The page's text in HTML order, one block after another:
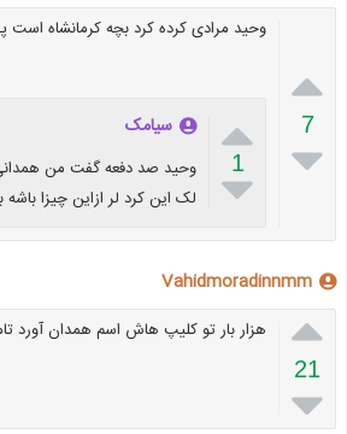

7

وحید مرادی کرده کرد بچه کرمانشاه است

1

سیامک
وحید صد دفعه گفت من
لک این کرد لر ازاین چیزا
Vahidmoradinnmm

21

هزار بار تو کلیپ هاش اسم همدان آورد